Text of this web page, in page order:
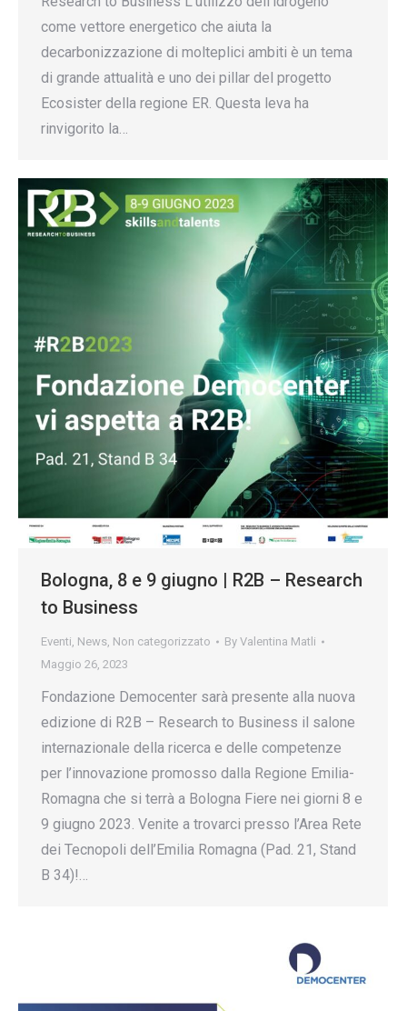
come vettore energetico che aiuta la
decarbonizzazione di molteplici ambiti è un tema
di grande attualità e uno dei pillar del progetto
Ecosister della regione ER. Questa leva ha
rinvigorito la…
Bologna, 8 e 9 giugno | R2B – Research
to Business
Eventi, News, Non categorizzato By Valentina Matli
Maggio 26, 2023
Fondazione Democenter sarà presente alla nuova
edizione di R2B – Research to Business il salone
internazionale della ricerca e delle competenze
per l’innovazione promosso dalla Regione Emilia-
Romagna che si terrà a Bologna Fiere nei giorni 8 e
9 giugno 2023. Venite a trovarci presso l’Area Rete
dei Tecnopoli dell’Emilia Romagna (Pad. 21, Stand
B 34)!…